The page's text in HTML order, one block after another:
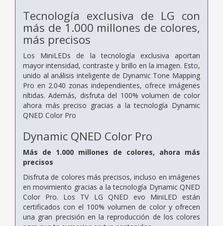
Tecnología exclusiva de LG con
más de 1.000 millones de colores,
más precisos
Los MiniLEDs de la tecnología exclusiva aportan
mayor intensidad, contraste y brillo en la imagen. Esto,
unido al análisis inteligente de Dynamic Tone Mapping
Pro en 2.040 zonas independientes, ofrece imágenes
nítidas. Además, disfruta del 100% volumen de color
ahora más preciso gracias a la tecnología Dynamic
QNED Color Pro
Dynamic QNED Color Pro
Más de 1.000 millones de colores, ahora más
precisos
Disfruta de colores más precisos, incluso en imágenes
en movimiento gracias a la tecnología Dynamic QNED
Color Pro. Los TV LG QNED evo MiniLED están
certificados con el 100% volumen de color y ofrecen
una gran precisión en la reproducción de los colores